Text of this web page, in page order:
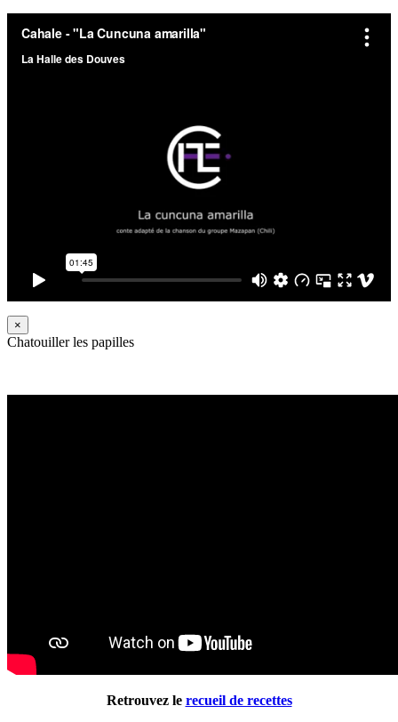
×
Chatouiller les papilles
Retrouvez le recueil de recettes